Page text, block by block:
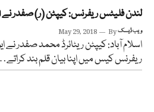
لندن فلیٹس ریفرنس: کیپٹن (ر) صفدر نے 80 سوالوں کے جواب دے دیے
May 29, 2018 Byویب ڈیسک
اسلام آباد: کیپٹن ریٹائرڈ محمد صفدر نے
ریفرنس کیس میں اپنا بیان قلم بند